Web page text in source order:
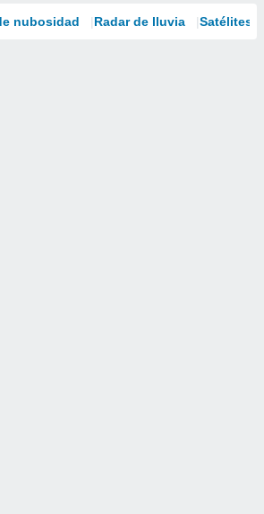
nubosidad Radar de lluvia Satélites